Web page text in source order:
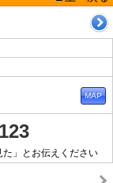
」とお伝えください